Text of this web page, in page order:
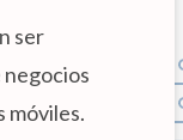
ser
negocios
móviles.